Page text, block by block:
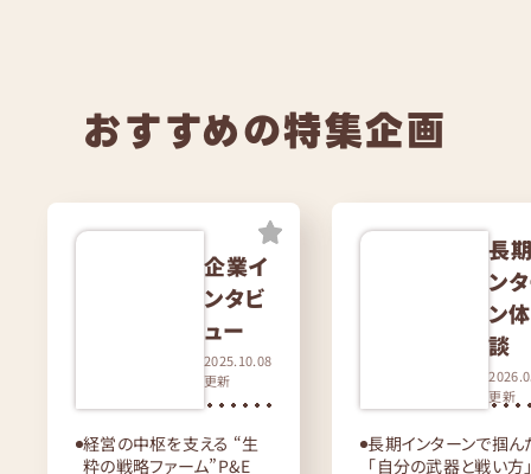
おすすめの特集企画
企業イ
ンタビ
ュー
2025.10.08
更新
経営の中枢を支える “生
粋の戦略ファーム”P&E
長
ン
ン
談
更新
長期インターンで掴ん
「自分の武器と戦い方